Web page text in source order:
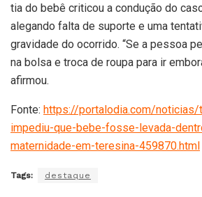
tia do bebê criticou a condução do
alegando falta de suporte e uma
gravidade do ocorrido. “Se a pessoa
na bolsa e troca de roupa para ir
afirmou.
Fonte: https://portalodia.com/
impediu-que-bebe-fosse-levada-
maternidade-em-teresina-459870.html
Tags: destaque